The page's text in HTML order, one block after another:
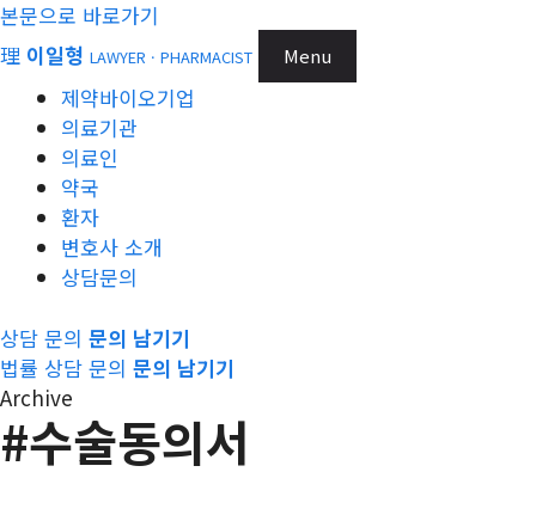
본문으로 바로가기
理 이일형 LAWYER · PHARMACIST Menu
제약바이오기업
의료기관
의료인
약국
환자
변호사 소개
상담문의
상담 문의 문의 남기기
법률 상담 문의 문의 남기기
Archive
#수술동의서